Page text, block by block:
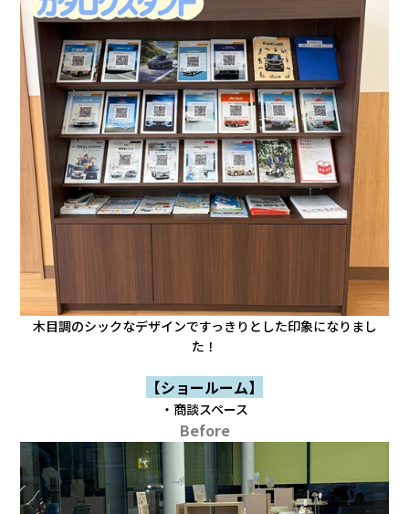
木目調のシックなデザインですっきりとした印象になりまし
た！
【ショールーム】
・商談スペース
Before